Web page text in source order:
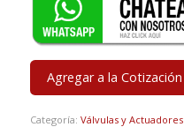
Agregar a la Cotización
Categoría: Válvulas y Actuadores